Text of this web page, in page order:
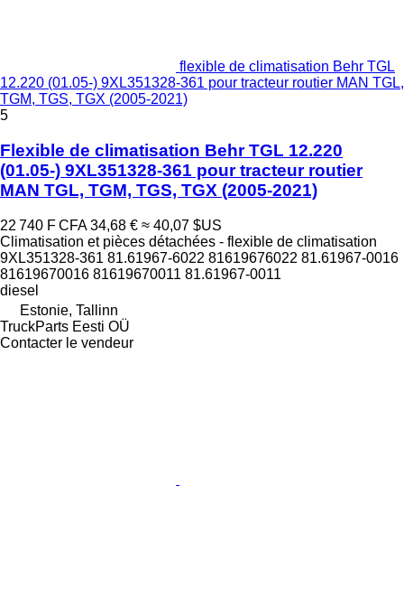
flexible de climatisation Behr TGL
12.220 (01.05-) 9XL351328-361 pour tracteur routier MAN TGL,
TGM, TGS, TGX (2005-2021)
5
Flexible de climatisation Behr TGL 12.220
(01.05-) 9XL351328-361 pour tracteur routier
MAN TGL, TGM, TGS, TGX (2005-2021)
22 740 F CFA 34,68 € ≈ 40,07 $US
Climatisation et pièces détachées - flexible de climatisation
9XL351328-361 81.61967-6022 81619676022 81.61967-0016
81619670016 81619670011 81.61967-0011
diesel
Estonie, Tallinn
TruckParts Eesti OÜ
Contacter le vendeur